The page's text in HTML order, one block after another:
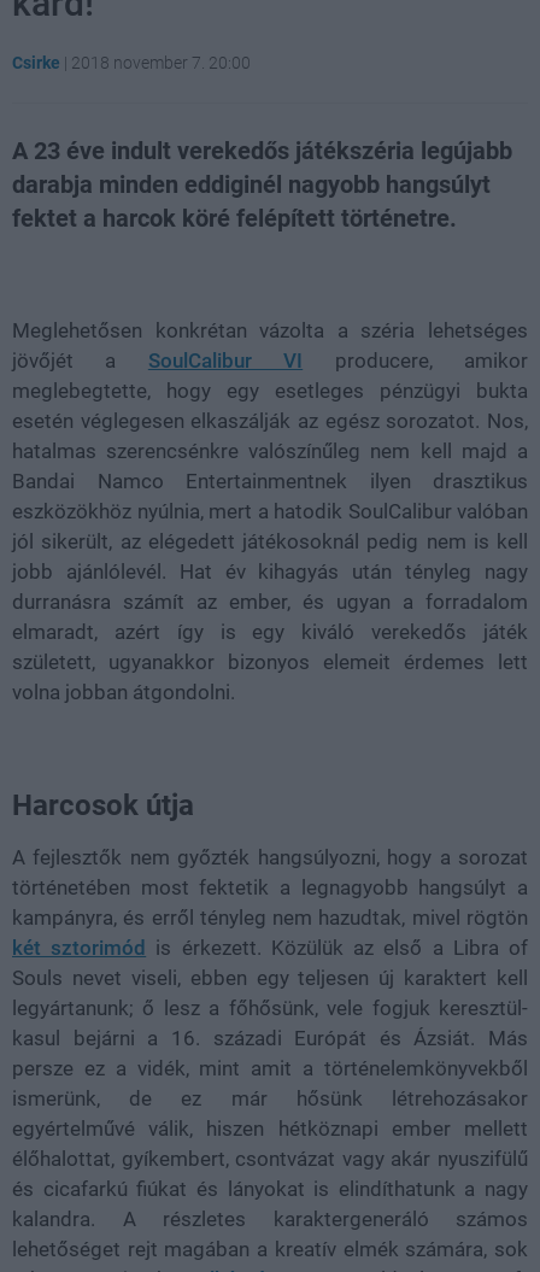
Csirke | 2018 november 7. 20:00
A 23 éve indult verekedős játékszéria legújabb
darabja minden eddiginél nagyobb hangsúlyt
fektet a harcok köré felépített történetre.
Meglehetősen konkrétan vázolta a széria lehetséges
jövőjét a SoulCalibur VI producere, amikor
meglebegtette, hogy egy esetleges pénzügyi bukta
esetén véglegesen elkaszálják az egész sorozatot. Nos,
hatalmas szerencsénkre valószínűleg nem kell majd a
Bandai Namco Entertainmentnek ilyen drasztikus
eszközökhöz nyúlnia, mert a hatodik SoulCalibur valóban
jól sikerült, az elégedett játékosoknál pedig nem is kell
jobb ajánlólevél. Hat év kihagyás után tényleg nagy
durranásra számít az ember, és ugyan a forradalom
elmaradt, azért így is egy kiváló verekedős játék
született, ugyanakkor bizonyos elemeit érdemes lett
volna jobban átgondolni.
Harcosok útja
A fejlesztők nem győzték hangsúlyozni, hogy a sorozat
történetében most fektetik a legnagyobb hangsúlyt a
kampányra, és erről tényleg nem hazudtak, mivel rögtön
két sztorimód is érkezett. Közülük az első a Libra of
Souls nevet viseli, ebben egy teljesen új karaktert kell
legyártanunk; ő lesz a főhősünk, vele fogjuk keresztül-
kasul bejárni a 16. századi Európát és Ázsiát. Más
persze ez a vidék, mint amit a történelemkönyvekből
ismerünk, de ez már hősünk létrehozásakor
egyértelművé válik, hiszen hétköznapi ember mellett
élőhalottat, gyíkembert, csontvázat vagy akár nyuszifülű
és cicafarkú fiúkat és lányokat is elindíthatunk a nagy
kalandra. A részletes karaktergeneráló számos
lehetőséget rejt magában a kreatív elmék számára, sok